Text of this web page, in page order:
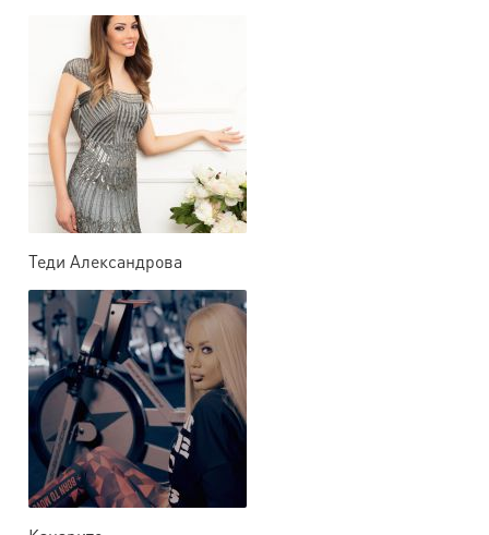
Теди Александрова